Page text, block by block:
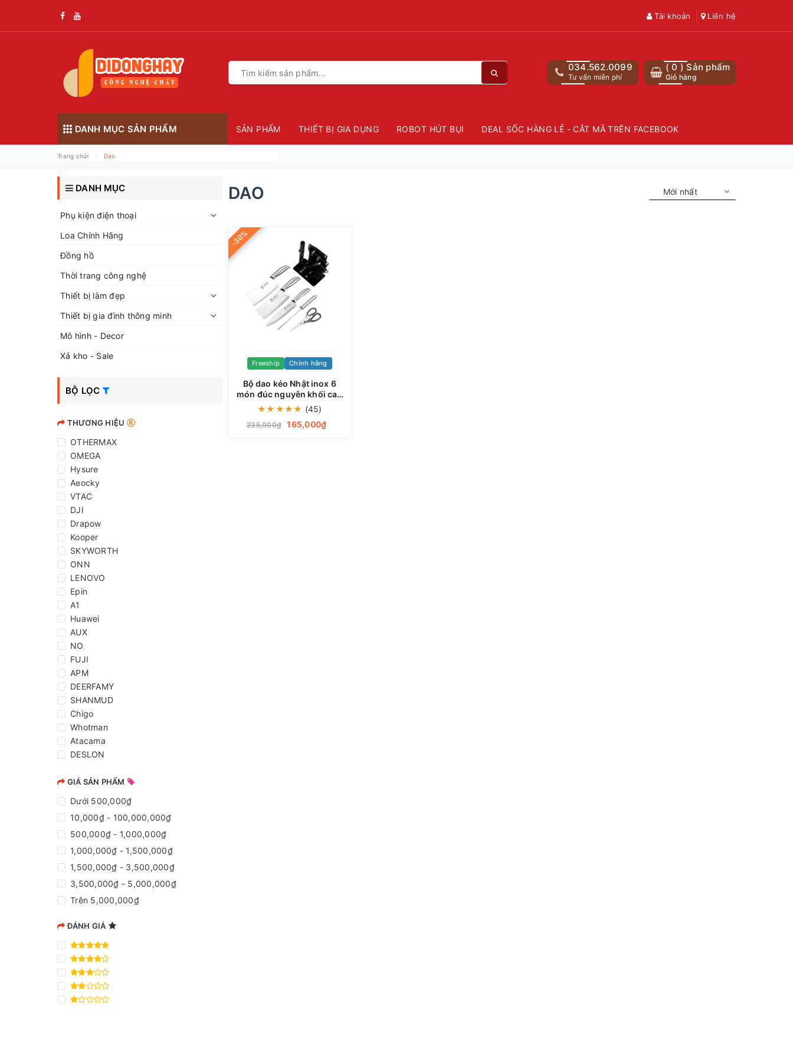
Tài khoản Liên hệ
( 0 ) Sản phẩm
Giỏ hàng
034.562.0099
Tư vấn miễn phí
DANH MỤC SẢN PHẨM SẢN PHẨM THIẾT BỊ GIA DỤNG ROBOT HÚT BỤI DEAL SỐC HÀNG LẺ - CẮT MÃ TRÊN FACEBOOK
Trang chủ Dao
DANH MỤC
Phụ kiện điện thoại
Loa Chính Hãng
Đồng hồ
Thời trang công nghệ
Thiết bị làm đẹp
Thiết bị gia đình thông minh
Mô hình - Decor
Xả kho - Sale
BỘ LỌC
THƯƠNG HIỆU
OTHERMAX
OMEGA
Hysure
Aeocky
VTAC
DJI
Drapow
Kooper
SKYWORTH
ONN
LENOVO
Epin
A1
Huawei
AUX
NO
FUJI
APM
DEERFAMY
SHANMUD
Chigo
Whotman
Atacama
DESLON
Halfsun
JOYROOM
AMOI
HP
Phantom
Deli
LISEN
SHARP
V-TAC
WSTE
LEAMORN
CHILL HOME
TOYO
GIÁ SẢN PHẨM
Dưới 500,000₫
10,000₫ - 100,000,000₫
500,000₫ - 1,000,000₫
1,000,000₫ - 1,500,000₫
1,500,000₫ - 3,500,000₫
3,500,000₫ - 5,000,000₫
Trên 5,000,000₫
ĐÁNH GIÁ
DAO
-30%
Freeship Chính hãng
Bộ dao kéo Nhật inox 6
món đúc nguyên khối cao
cấp sử dụng cho nhà bếp,
kháng khuẩn tốt
★★ ★★★ (45)
235,000₫ 165,000₫